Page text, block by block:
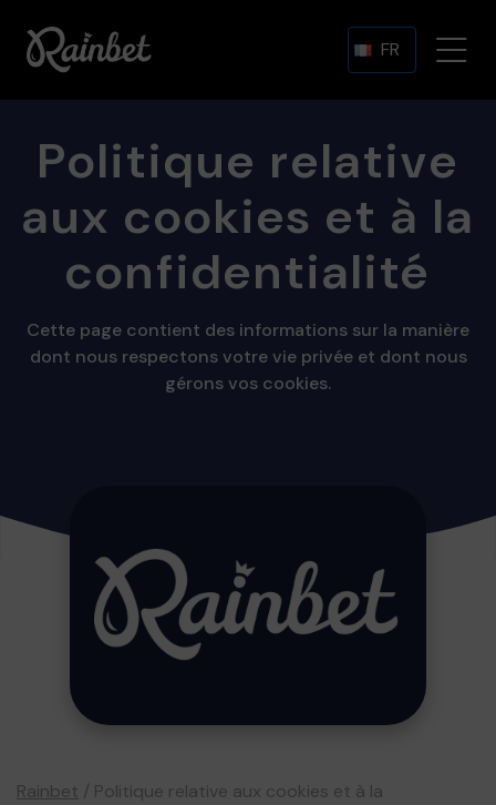
FR
Politique relative
aux cookies et à la
confidentialité
Cette page contient des informations sur la manière
dont nous respectons votre vie privée et dont nous
gérons vos cookies.
Rainbet / Politique relative aux cookies et à la